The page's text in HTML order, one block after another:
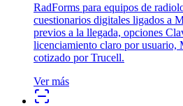
RadForms para equipos de
cuestionarios digitales ligados a
previos a la llegada, opciones
licenciamiento claro por usuario,
cotizado por Trucell.
Ver más